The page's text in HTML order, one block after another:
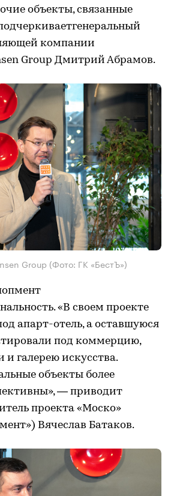
объекты, связанные
компании
Group Дмитрий Абрамов.
Group (Фото: ГК «БестЪ»)
«В своем проекте
апарт-отель, а оставшуюся
под коммерцию,
и галерею искусства.
объекты более
— приводит
проекта «Моско»
Вячеслав Батаков.